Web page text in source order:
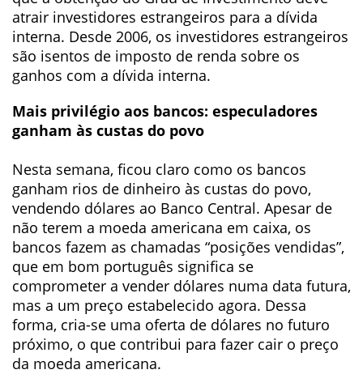
atrair investidores estrangeiros para a dívida
interna. Desde 2006, os investidores estrangeiros
são isentos de imposto de renda sobre os
ganhos com a dívida interna.
Mais privilégio aos bancos: especuladores
ganham às custas do povo
Nesta semana, ficou claro como os bancos
ganham rios de dinheiro às custas do povo,
vendendo dólares ao Banco Central. Apesar de
não terem a moeda americana em caixa, os
bancos fazem as chamadas “posições vendidas”,
que em bom português significa se
comprometer a vender dólares numa data futura,
mas a um preço estabelecido agora. Dessa
forma, cria-se uma oferta de dólares no futuro
próximo, o que contribui para fazer cair o preço
da moeda americana.